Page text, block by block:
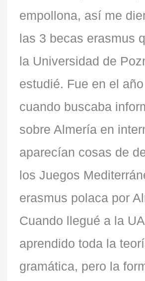
empollona, así me
las 3 becas erasmus
la Universidad de
estudié. Fue en el
cuando buscaba
sobre Almería en
aparecían cosas de
los Juegos
erasmus polaca por
Cuando llegué a la
aprendido toda la
gramática, pero la